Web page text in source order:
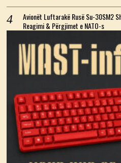
Avionët Luftarakë Rusë Su-30SM2
Reagimi & Përgjimet e NATO-s